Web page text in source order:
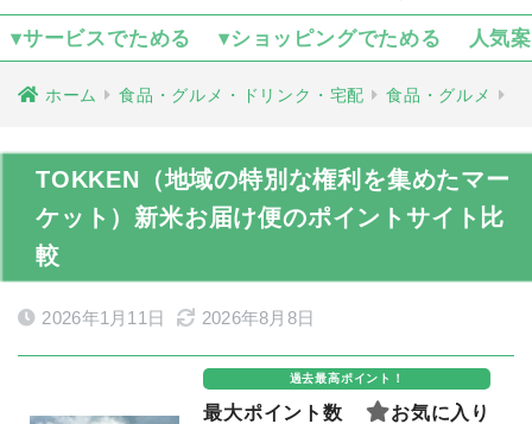
▾サービスでためる ▾ショッピングでためる 人気
ホーム 食品・グルメ・ドリンク・宅配 食品・グルメ
TOKKEN（地域の特別な権利を集めたマー
ケット）新米お届け便のポイントサイト比
較
2026年1月11日 2026年8月8日
過去最高ポイント！
最大ポイント数 お気に入り